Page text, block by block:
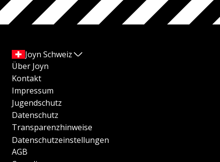
Joyn Schweiz
Über Joyn
Kontakt
Impressum
Jugendschutz
Datenschutz
Transparenzhinweise
Datenschutzeinstellungen
AGB